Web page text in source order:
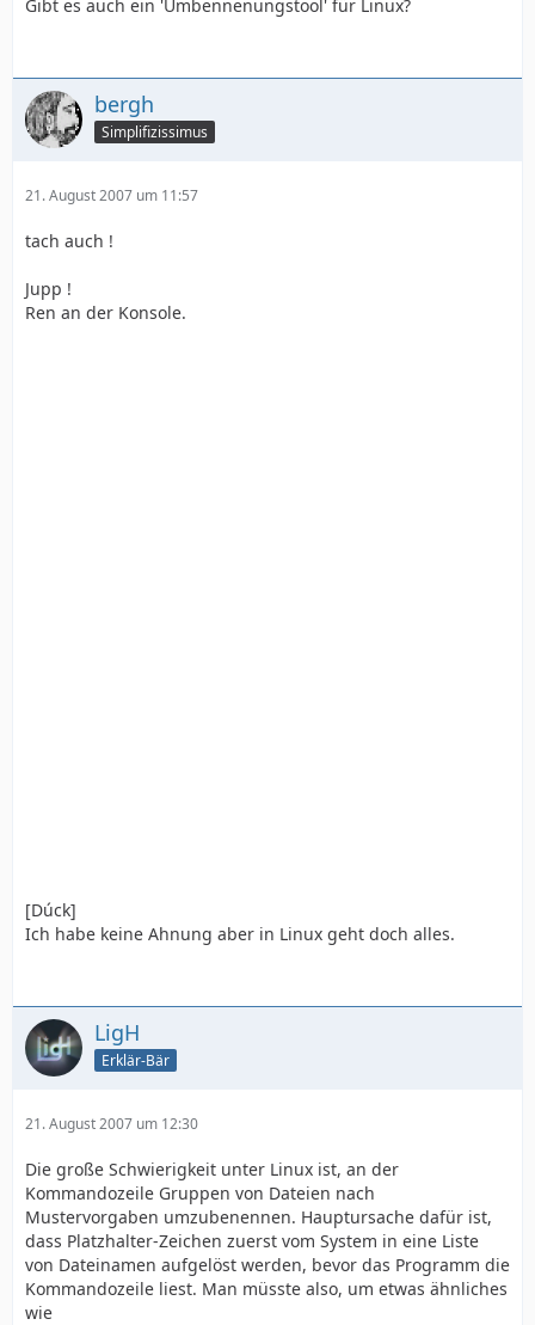
Gibt es auch ein 'Umbennenungstool' für Linux?
bergh
Simplifizissimus
21. August 2007 um 11:57
tach auch !
Jupp !
Ren an der Konsole.
[Dúck]
Ich habe keine Ahnung aber in Linux geht doch alles.
LigH
Erklär-Bär
21. August 2007 um 12:30
Die große Schwierigkeit unter Linux ist, an der
Kommandozeile Gruppen von Dateien nach
Mustervorgaben umzubenennen. Hauptursache dafür ist,
dass Platzhalter-Zeichen zuerst vom System in eine Liste
von Dateinamen aufgelöst werden, bevor das Programm die
Kommandozeile liest. Man müsste also, um etwas ähnliches
wie